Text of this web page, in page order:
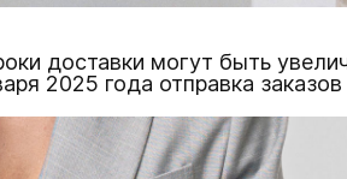
доставки могут быть
2025 года отправка